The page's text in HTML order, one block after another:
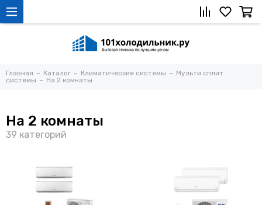
Главная Каталог Климатические системы
Мульти сплит
системы
На 2 комнаты
На 2 комнаты